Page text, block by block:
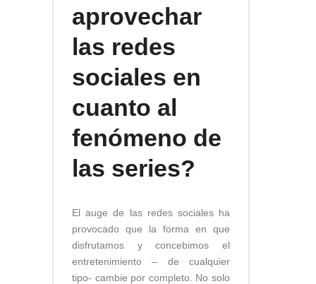
aprovechar
las redes
sociales en
cuanto al
fenómeno de
las series?
El auge de las redes sociales ha
provocado que la forma en que
disfrutamos y concebimos el
entretenimiento – de cualquier
tipo- cambie por completo. No solo